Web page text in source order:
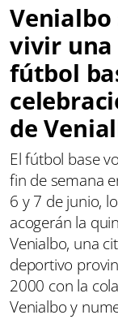
Venialbo
vivir una
fútbol
de
El fútbol base
fin de semana
6 y 7 de junio,
acogerán la
Venialbo, una
deportivo
2000 con la
Venialbo y